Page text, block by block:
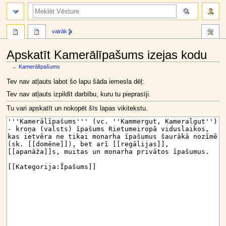
Apskatīt Kamerālīpašums izejas kodu
←Kamerālīpašums
Jump
to
navigation
Jump
to
search
Tev nav atļauts labot šo lapu šāda iemesla dēļ:
Tev nav atļauts izpildīt darbību, kuru tu pieprasīji.
Tu vari apskatīt un nokopēt šīs lapas vikitekstu.
vairāk
meklēt